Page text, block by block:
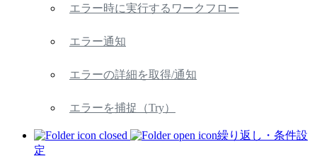
エラー時に実行するワークフロー
エラー通知
エラーの詳細を取得/通知
エラーを捕捉（Try）
繰り返し・条件設
定